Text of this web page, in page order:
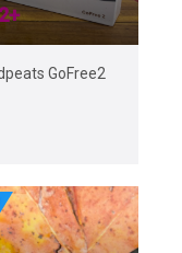
GoFree2